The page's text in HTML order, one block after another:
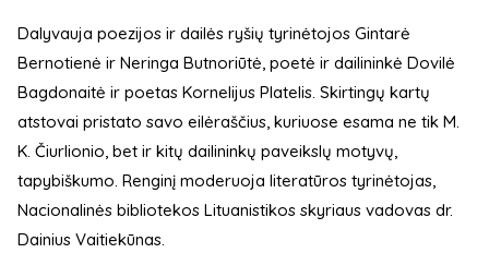
Dalyvauja poezijos ir dailės ryšių tyrinėtojos Gintarė
Bernotienė ir Neringa Butnoriūtė, poetė ir dailininkė Dovilė
Bagdonaitė ir poetas Kornelijus Platelis. Skirtingų kartų
atstovai pristato savo eilėraščius, kuriuose esama ne tik M.
K. Čiurlionio, bet ir kitų dailininkų paveikslų motyvų,
tapybiškumo. Renginį moderuoja literatūros tyrinėtojas,
Nacionalinės bibliotekos Lituanistikos skyriaus vadovas dr.
Dainius Vaitiekūnas.